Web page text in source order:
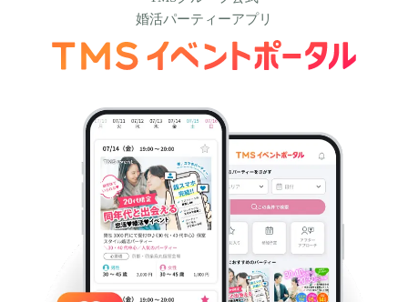
婚活パーティーアプリ